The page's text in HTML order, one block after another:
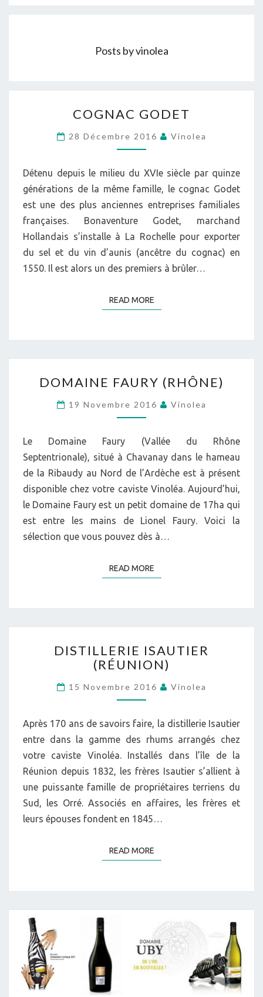
Posts by vinolea
GODET
COGNAC GODET
28 Décembre 2016 Vinolea
Détenu depuis le milieu du XVIe siècle par quinze
générations de la même famille, le cognac Godet
est une des plus anciennes entreprises familiales
françaises. Bonaventure Godet, marchand
Hollandais s’installe à La Rochelle pour exporter
du sel et du vin d’aunis (ancêtre du cognac) en
1550. Il est alors un des premiers à brûler…
READ MOREREAD MORE
FAURY
DOMAINE FAURY (RHÔNE)
19 Novembre 2016 Vinolea
Le Domaine Faury (Vallée du Rhône
Septentrionale), situé à Chavanay dans le hameau
de la Ribaudy au Nord de l’Ardèche est à présent
disponible chez votre caviste Vinoléa. Aujourd’hui,
le Domaine Faury est un petit domaine de 17ha qui
est entre les mains de Lionel Faury. Voici la
sélection que vous pouvez dès à…
READ MOREREAD MORE
ISAUTIER
(RÉUNION)
DISTILLERIE ISAUTIER
(RÉUNION)
15 Novembre 2016 Vinolea
Après 170 ans de savoirs faire, la distillerie Isautier
entre dans la gamme des rhums arrangés chez
votre caviste Vinoléa. Installés dans l’île de la
Réunion depuis 1832, les frères Isautier s’allient à
une puissante famille de propriétaires terriens du
Sud, les Orré. Associés en affaires, les frères et
leurs épouses fondent en 1845…
READ MOREREAD MORE